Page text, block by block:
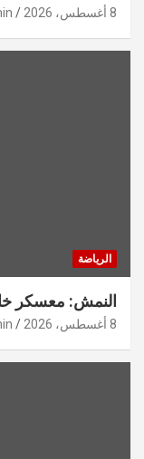
8 أغسطس، 2026
الرياضة
النمش: معسكر
8 أغسطس، 2026